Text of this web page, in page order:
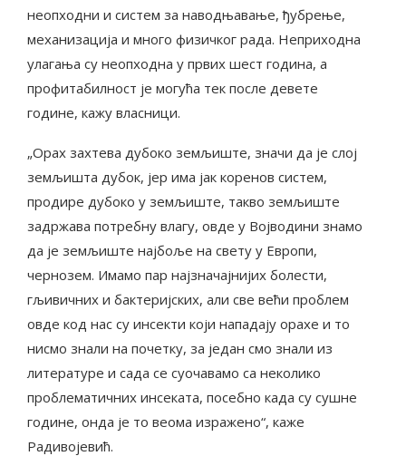
неопходни и систем за наводњавање, ђубрење,
механизација и много физичког рада. Неприходна
улагања су неопходна у првих шест година, а
профитабилност је могућа тек после девете
године, кажу власници.
„Орах захтева дубоко земљиште, значи да је слој
земљишта дубок, јер има јак коренов систем,
продире дубоко у земљиште, такво земљиште
задржава потребну влагу, овде у Војводини знамо
да је земљиште најбоље на свету у Европи,
чернозем. Имамо пар најзначајнијих болести,
гљивичних и бактеријских, али све већи проблем
овде код нас су инсекти који нападају орахе и то
нисмо знали на почетку, за један смо знали из
литературе и сада се суочавамо са неколико
проблематичних инсеката, посебно када су сушне
године, онда је то веома изражено“, каже
Радивојевић.